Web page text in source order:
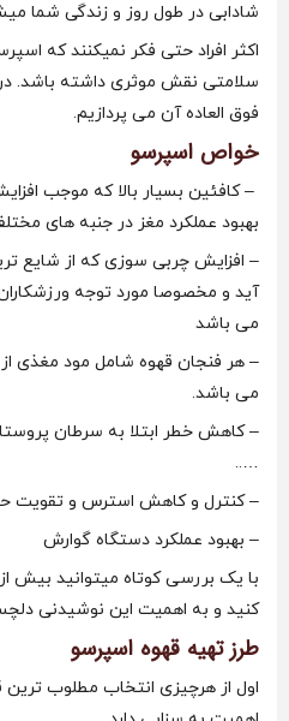
شادابی در طول روز و زندگی شما
اکثر افراد حتی فکر نمیکنند که
سلامتی نقش موثری داشته باشد.
فوق العاده آن می پردازیم.
خواص اسپرسو
– کافئین بسیار بالا که موجب
بهبود عملکرد مغز در جنبه های
– افزایش چربی سوزی که از شایع
آید و مخصوصا مورد توجه
می باشد
– هر فنجان قهوه شامل مود مغذی
می باشد.
– کاهش خطر ابتلا به سرطان
…..
– کنترل و کاهش استرس و تقویت
– بهبود عملکرد دستگاه گوارش
کنید و به اهمیت این نوشیدنی
طرز تهیه قهوه اسپرسو
اول از هرچیزی انتخاب مطلوب ترین